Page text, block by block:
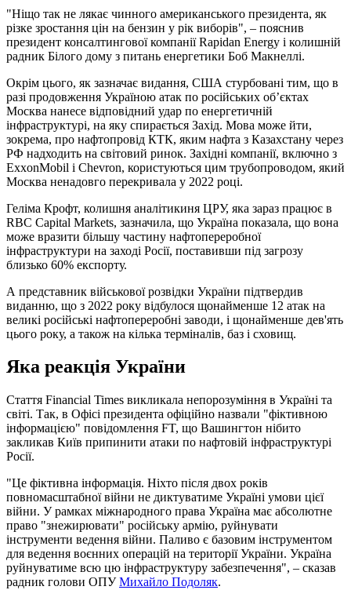
"Ніщо так не лякає чинного американського президента, як
різке зростання цін на бензин у рік виборів", – пояснив
президент консалтингової компанії Rapidan Energy і колишній
радник Білого дому з питань енергетики Боб Макнеллі.
Окрім цього, як зазначає видання, США стурбовані тим, що в
разі продовження Україною атак по російських об’єктах
Москва нанесе відповідний удар по енергетичній
інфраструктурі, на яку спирається Захід. Мова може йти,
зокрема, про нафтопровід КТК, яким нафта з Казахстану через
РФ надходить на світовий ринок. Західні компанії, включно з
ExxonMobil і Chevron, користуються цим трубопроводом, який
Москва ненадовго перекривала у 2022 році.
Геліма Крофт, колишня аналітикиня ЦРУ, яка зараз працює в
RBC Capital Markets, зазначила, що Україна показала, що вона
може вразити більшу частину нафтопереробної
інфраструктури на заході Росії, поставивши під загрозу
близько 60% експорту.
А представник військової розвідки України підтвердив
виданню, що з 2022 року відбулося щонайменше 12 атак на
великі російські нафтопереробні заводи, і щонайменше дев'ять
цього року, а також на кілька терміналів, баз і сховищ.
Яка реакція України
Стаття Financial Times викликала непорозуміння в Україні та
світі. Так, в Офісі президента офіційно назвали "фіктивною
інформацією" повідомлення FT, що Вашингтон нібито
закликав Київ припинити атаки по нафтовій інфраструктурі
Росії.
"Це фіктивна інформація. Ніхто після двох років
повномасштабної війни не диктуватиме Україні умови цієї
війни. У рамках міжнародного права Україна має абсолютне
право "знежирювати" російську армію, руйнувати
інструменти ведення війни. Паливо є базовим інструментом
для ведення воєнних операцій на території України. Україна
руйнуватиме всю цю інфраструктуру забезпечення", – сказав
радник голови ОПУМихайло Подоляк.